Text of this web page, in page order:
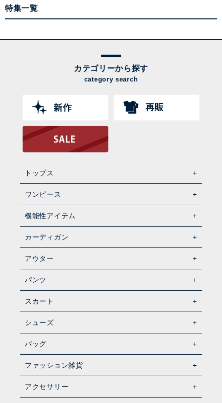
特集一覧
カテゴリーから探す
category search
トップス
ワンピース
機能性アイテム
カーディガン
アウター
パンツ
スカート
シューズ
バッグ
ファッション雑貨
アクセサリー